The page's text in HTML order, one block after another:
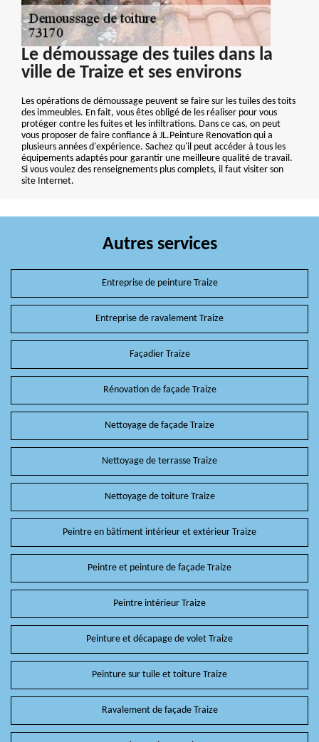
Le démoussage des tuiles dans la
ville de Traize et ses environs
Les opérations de démoussage peuvent se faire sur les tuiles des toits
des immeubles. En fait, vous êtes obligé de les réaliser pour vous
protéger contre les fuites et les infiltrations. Dans ce cas, on peut
vous proposer de faire confiance à JL.Peinture Renovation qui a
plusieurs années d'expérience. Sachez qu'il peut accéder à tous les
équipements adaptés pour garantir une meilleure qualité de travail.
Si vous voulez des renseignements plus complets, il faut visiter son
site Internet.
Autres services
Entreprise de peinture Traize
Entreprise de ravalement Traize
Façadier Traize
Rénovation de façade Traize
Nettoyage de façade Traize
Nettoyage de terrasse Traize
Nettoyage de toiture Traize
Peintre en bâtiment intérieur et extérieur Traize
Peintre et peinture de façade Traize
Peintre intérieur Traize
Peinture et décapage de volet Traize
Peinture sur tuile et toiture Traize
Ravalement de façade Traize